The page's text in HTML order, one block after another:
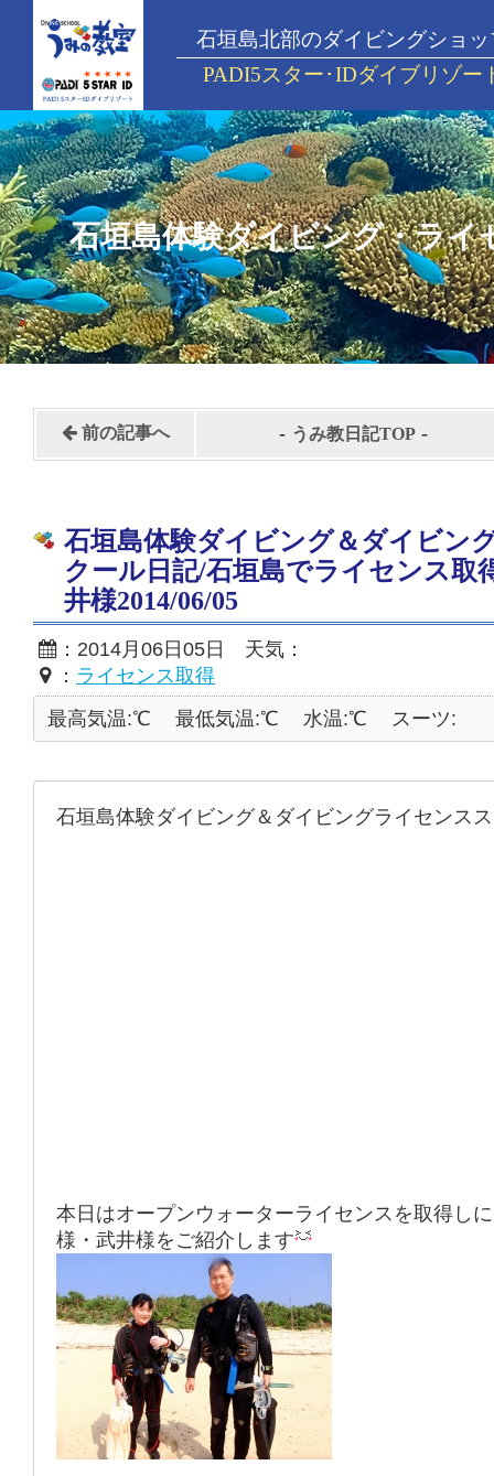
石垣島北部のダイビングショッ
PADI5スター･IDダイブリゾー
石垣島体験ダイビング・ライ
前の記事へ - うみ教日記TOP -
石垣島体験ダイビング＆ダイビン
クール日記/石垣島でライセンス取
井様2014/06/05
：2014月06日05日 天気：
： ライセンス取得
最高気温:℃
最低気温:℃ 水温:℃ スーツ:
石垣島体験ダイビング＆ダイビングライセンス
本日はオープンウォーターライセンスを取得し
様・武井様をご紹介します